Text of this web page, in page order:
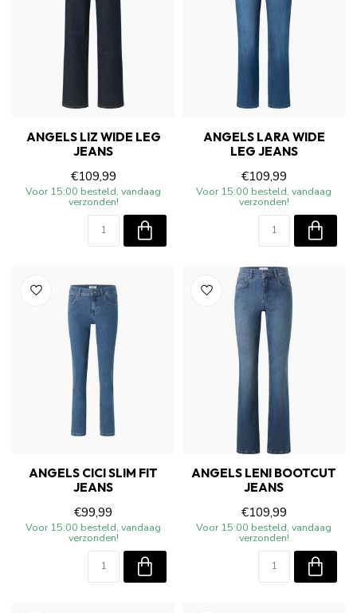
ANGELS LIZ WIDE LEG
JEANS
€109,99
Voor 15:00 besteld, vandaag
verzonden!
ANGELS LARA WIDE
LEG JEANS
€109,99
Voor 15:00 besteld, vandaag
verzonden!
ANGELS CICI SLIM FIT
JEANS
€99,99
Voor 15:00 besteld, vandaag
verzonden!
ANGELS LENI BOOTCUT
JEANS
€109,99
Voor 15:00 besteld, vandaag
verzonden!